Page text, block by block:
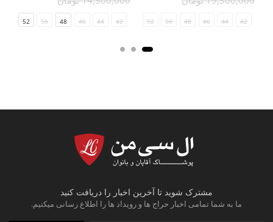
42
44
46
48
50
52
34/3642
44
46
48
50
52
مشترک شوید تا آخرین اخبار را دریافت کنید
ما به شما تمامی اخبار حراج ها و رویداد ها را اطلاع رسانی میکنیم.